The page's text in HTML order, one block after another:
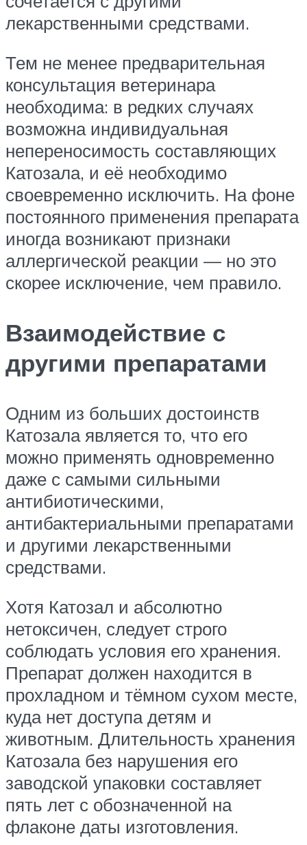
лекарственными средствами.
Тем не менее предварительная
консультация ветеринара
необходима: в редких случаях
возможна индивидуальная
непереносимость составляющих
Катозала, и её необходимо
своевременно исключить. На фоне
постоянного применения препарата
иногда возникают признаки
аллергической реакции — но это
скорее исключение, чем правило.
Взаимодействие с
другими препаратами
Одним из больших достоинств
Катозала является то, что его
можно применять одновременно
даже с самыми сильными
антибиотическими,
антибактериальными препаратами
и другими лекарственными
средствами.
Хотя Катозал и абсолютно
нетоксичен, следует строго
соблюдать условия его хранения.
Препарат должен находится в
прохладном и тёмном сухом месте,
куда нет доступа детям и
животным. Длительность хранения
Катозала без нарушения его
заводской упаковки составляет
пять лет с обозначенной на
флаконе даты изготовления.